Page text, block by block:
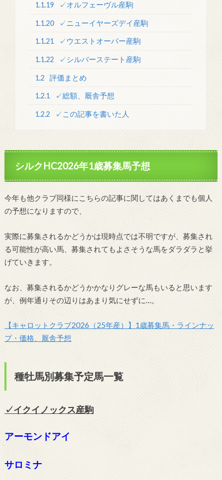
1.1.19 ✓オルフェーヴル産駒
1.1.20 ✓ニューイヤーズデイ産駒
1.1.21 ✓ウエストオーバー産駒
1.1.22 ✓シルバーステート産駒
1.2 評価まとめ
1.2.1 ✓総額、厩舎予想
1.2.2 ✓この記事を書いた人
シルクHC2026年1歳募集馬予想
今年も他クラブ同様にこちらの記事に関してはあくまでも個人
の予想になりますので、
実際に募集されるかどうかは現時点では不明ですが、募集され
る可能性が高い馬、募集されてもよさそうな馬をダラダラと挙
げていきます。
なお、募集されるかどうかかなりグレーな馬もいると思います
が、例年通りその辺りはあまり気にせずに…。
【キャロットクラブ2026（25年産）】1歳募集馬・ラインナッ
プ・価格、厩舎予想
種牡馬別募集予定馬一覧
✓イクイノックス産駒
アーモンドアイ
サロミナ